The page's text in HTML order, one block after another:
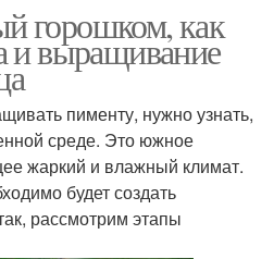
горошком, как
и выращивание
пименту, нужно узнать,
среде. Это южное
жаркий и влажный климат.
будет создать
рассмотрим этапы